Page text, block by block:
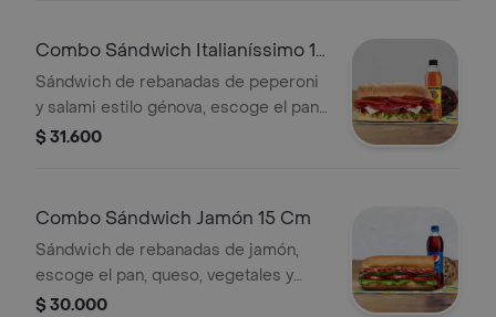
Combo Sándwich Italianíssimo 15
Cm
Sándwich de rebanadas de peperoni
y salami estilo génova, escoge el pan,
queso, vegetales y salsas que
$ 31.600
Combo Sándwich Jamón 15 Cm
Sándwich de rebanadas de jamón,
escoge el pan, queso, vegetales y
salsas que prefieras + Bebida Pet
$ 30.000